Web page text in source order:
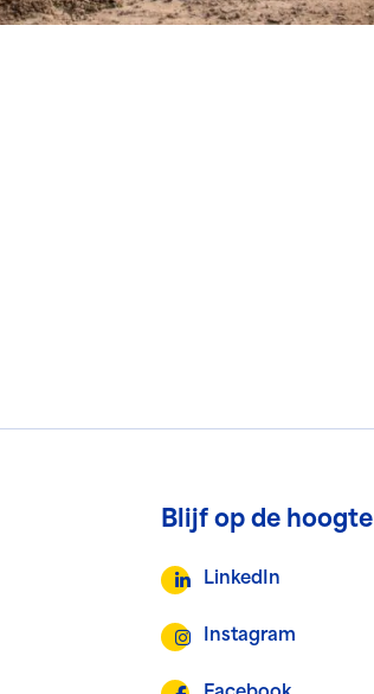
Blijf op de hoogte
LinkedIn
Instagram